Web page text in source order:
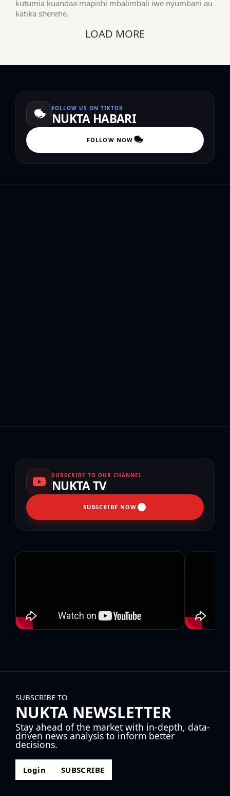
kutumia kuandaa mapishi mbalimbali iwe nyumbani au
katika sherehe.
LOAD MORE
FOLLOW US ON TIKTOK
NUKTA HABARI
FOLLOW NOW
SUBSCRIBE TO OUR CHANNEL
NUKTA TV
SUBSCRIBE NOW
SUBSCRIBE TO
NUKTA NEWSLETTER
Stay ahead of the market with in-depth, data-
driven news analysis to inform better
decisions.
Login SUBSCRIBE